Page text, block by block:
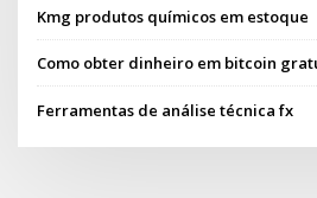
Kmg produtos químicos em estoque
Como obter dinheiro em bitcoin
Ferramentas de análise técnica fx